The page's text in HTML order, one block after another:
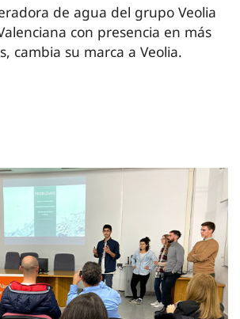
de agua del grupo Veolia
con presencia en más
cambia su marca a Veolia.